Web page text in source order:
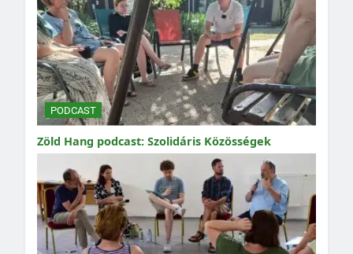
PODCAST
Zöld Hang podcast: Szolidáris Közösségek